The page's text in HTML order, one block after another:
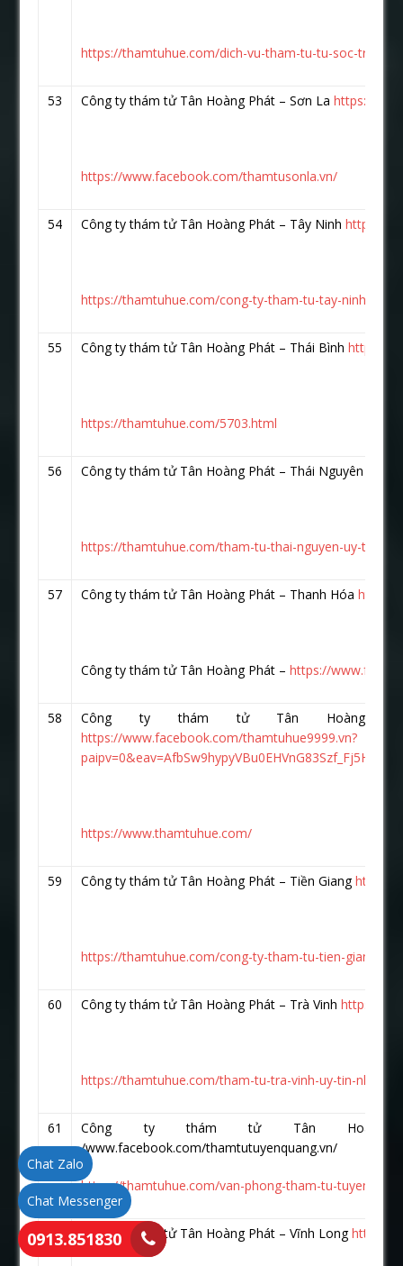
https://thamtuhue.com/dich-vu-tham-tu-tu-soc-
53 Công ty thám tử Tân Hoàng Phát – Sơn Lahttps://
https://www.facebook.com/thamtusonla.vn/
54 Công ty thám tử Tân Hoàng Phát – Tây Ninhhttps://
https://thamtuhue.com/cong-ty-tham-tu-tay-ninh-uy-
55 Công ty thám tử Tân Hoàng Phát – Thái Bìnhhttps://
https://thamtuhue.com/5703.html
56 Công ty thám tử Tân Hoàng Phát – Thái Nguyên
https://thamtuhue.com/tham-tu-thai-nguyen-uy-tin-
57 Công ty thám tử Tân Hoàng Phát – Thanh Hóahttps://
Công ty thám tử Tân Hoàng Phát –https://
58
Công ty thám tử Tân Hoàng
https://www.facebook.com/thamtuhue9999.vn?
https://www.thamtuhue.com/
59 Công ty thám tử Tân Hoàng Phát – Tiền Gianghttps://
https://thamtuhue.com/cong-ty-tham-tu-tien-giang-
60 Công ty thám tử Tân Hoàng Phát – Trà Vinhhttps://
https://thamtuhue.com/tham-tu-tra-vinh-uy-tin-nhat-
61
Công ty thám tử Tân Hoàng
/www.facebook.com/thamtutuyenquang.vn/
https://thamtuhue.com/van-phong-tham-tu-tuyen-
62 Công ty thám tử Tân Hoàng Phát – Vĩnh Longhttps://
Chat Zalo
Chat Messenger
0913.851830